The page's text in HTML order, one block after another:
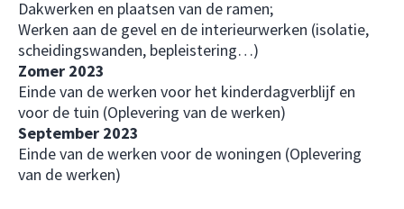
Dakwerken en plaatsen van de ramen;
Werken aan de gevel en de interieurwerken (isolatie,
scheidingswanden, bepleistering…)
Zomer 2023
Einde van de werken voor het kinderdagverblijf en
voor de tuin (Oplevering van de werken)
September 2023
Einde van de werken voor de woningen (Oplevering
van de werken)